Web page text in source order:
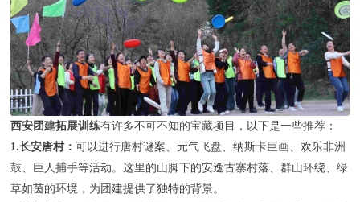
西安团建拓展训练有许多不可不知的宝藏项目，以下是一些推荐：
1.长安唐村：可以进行唐村谜案、元气飞盘、纳斯卡巨画、欢乐非洲
鼓、巨人捕手等活动。这里的山脚下的安逸古寨村落、群山环绕、绿
草如茵的环境，为团建提供了独特的背景。